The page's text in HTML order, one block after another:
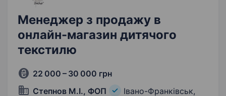
Менеджер з продажу в
онлайн-магазин дитячого
текстилю
22 000 – 30 000 грн
Степнов М.І., ФОП
Івано-Франківськ,